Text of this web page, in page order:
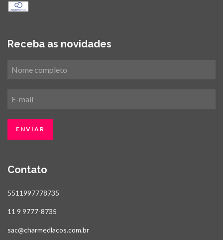
Receba as novidades
Contato
5511997778735
11 9 9777-8735
sac@charmedlacos.com.br